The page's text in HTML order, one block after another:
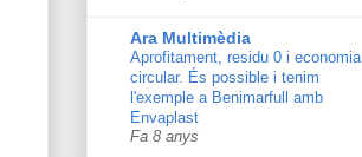
Ara Multimèdia
Aprofitament, residu 0 i economia
circular. És possible i tenim
l'exemple a Benimarfull amb
Envaplast
Fa 8 anys